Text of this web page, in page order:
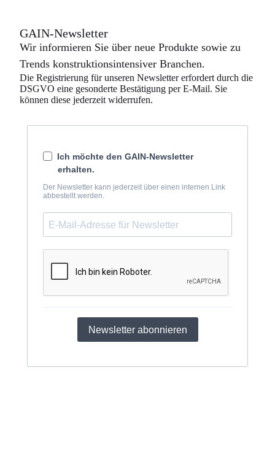
GAIN-Newsletter
Wir informieren Sie über neue Produkte sowie zu
Trends konstruktionsintensiver Branchen.
Die Registrierung für unseren Newsletter erfordert durch die
DSGVO eine gesonderte Bestätigung per E-Mail. Sie
können diese jederzeit widerrufen.
Ich möchte den GAIN-Newsletter
erhalten.
Der Newsletter kann jederzeit über einen internen Link
abbestellt werden.
Newsletter abonnieren